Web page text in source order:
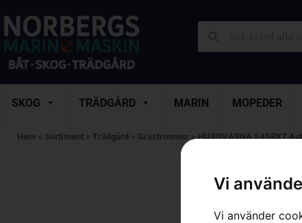
Vi
Vi använder
SKOG TRÄDGÅRD MARIN MOPEDER
Hem » Sortiment » Trädgård » Grästrimmer »HUSQVARNA 545RXT